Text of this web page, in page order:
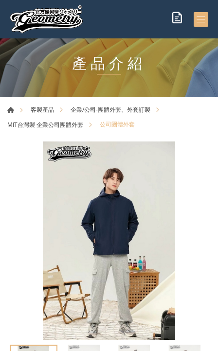
產品介紹
客製產品
企業/公司-團體外套、外套訂製
MIT台灣製 企業公司團體外套
公司團體外套